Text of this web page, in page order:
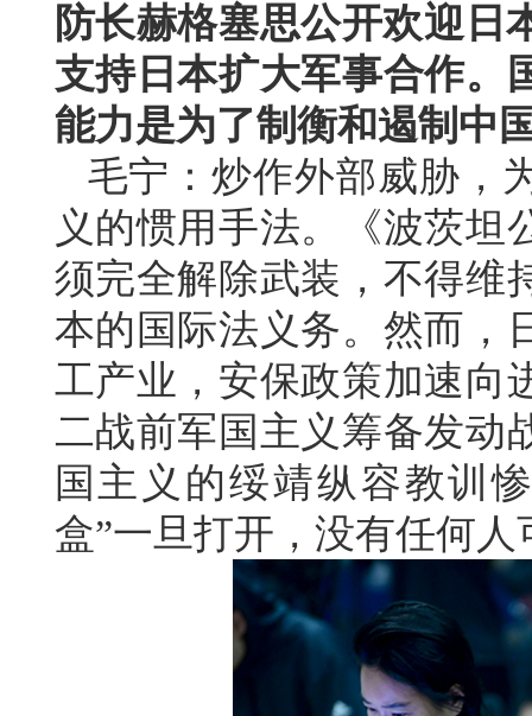
防长赫格塞思公开欢迎日
支持日本扩大军事合作。
能力是为了制衡和遏制中
毛宁：炒作外部威胁，
义的惯用手法。《波茨坦
须完全解除武装，不得维
本的国际法义务。然而，
工产业，安保政策加速向
二战前军国主义筹备发动
国主义的绥靖纵容教训
盒”一旦打开，没有任何